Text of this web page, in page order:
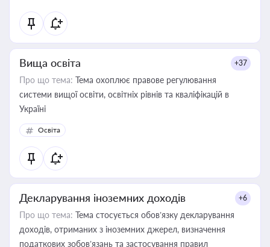
Вища освіта +37
Про що тема: Тема охоплює правове регулювання
системи вищої освіти, освітніх рівнів та кваліфікацій в
Україні
Освіта
Декларування іноземних доходів +6
Про що тема: Тема стосується обов’язку декларування
доходів, отриманих з іноземних джерел, визначення
податкових зобов’язань та застосування правил